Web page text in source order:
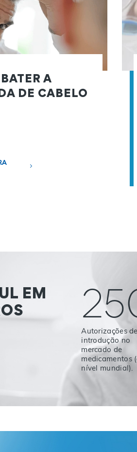
A
DE CABELO
EM
Autorizações de
introdução no
mercado de
medicamentos
nível mundial).